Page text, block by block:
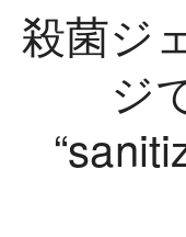
殺菌ジ
ジ